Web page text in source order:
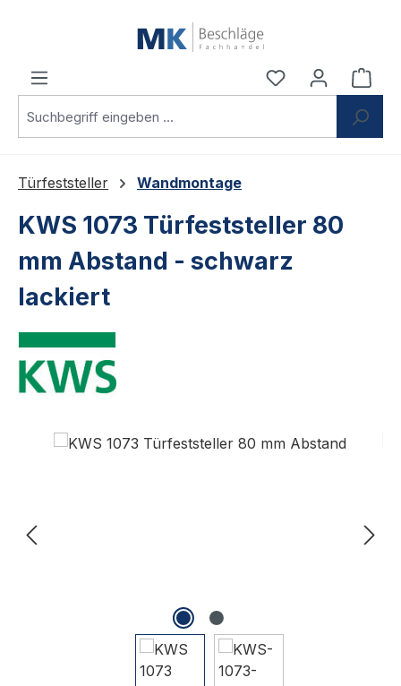
Du hast 0
Türfeststeller Wandmontage
KWS 1073 Türfeststeller 80
mm Abstand - schwarz
lackiert
Bildergalerie überspringen